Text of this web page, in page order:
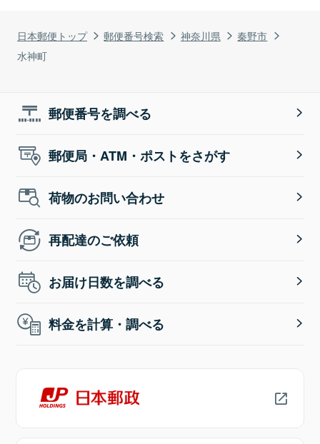
日本郵便トップ 郵便番号検索 神奈川県
秦野市
水神町
郵便番号を調べる
郵便局・ATM・ポストをさがす
荷物のお問い合わせ
再配達のご依頼
お届け日数を調べる
料金を計算・調べる